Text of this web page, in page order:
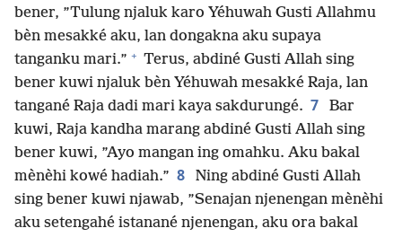
bener, ”Tulung njaluk karo Yéhuwah Gusti Allahmu
bèn mesakké aku, lan dongakna aku supaya
tanganku mari.” + Terus, abdiné Gusti Allah sing
bener kuwi njaluk bèn Yéhuwah mesakké Raja, lan
tangané Raja dadi mari kaya sakdurungé. 7
Bar
kuwi, Raja kandha marang abdiné Gusti Allah sing
bener kuwi, ”Ayo mangan ing omahku. Aku bakal
mènèhi kowé hadiah.” 8
Ning abdiné Gusti Allah
sing bener kuwi njawab, ”Senajan njenengan mènèhi
aku setengahé istanané njenengan, aku ora bakal